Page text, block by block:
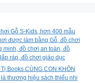
Gỗ S-Kids, hơn 400 mẫu
được làm bằng Gỗ, đồ chơi
minh, đồ chơi an toàn, đồ
ráp, đồ chơi giáo dục
Books CÙNG CON KHÔN
là thương hiệu sách thiếu nhi